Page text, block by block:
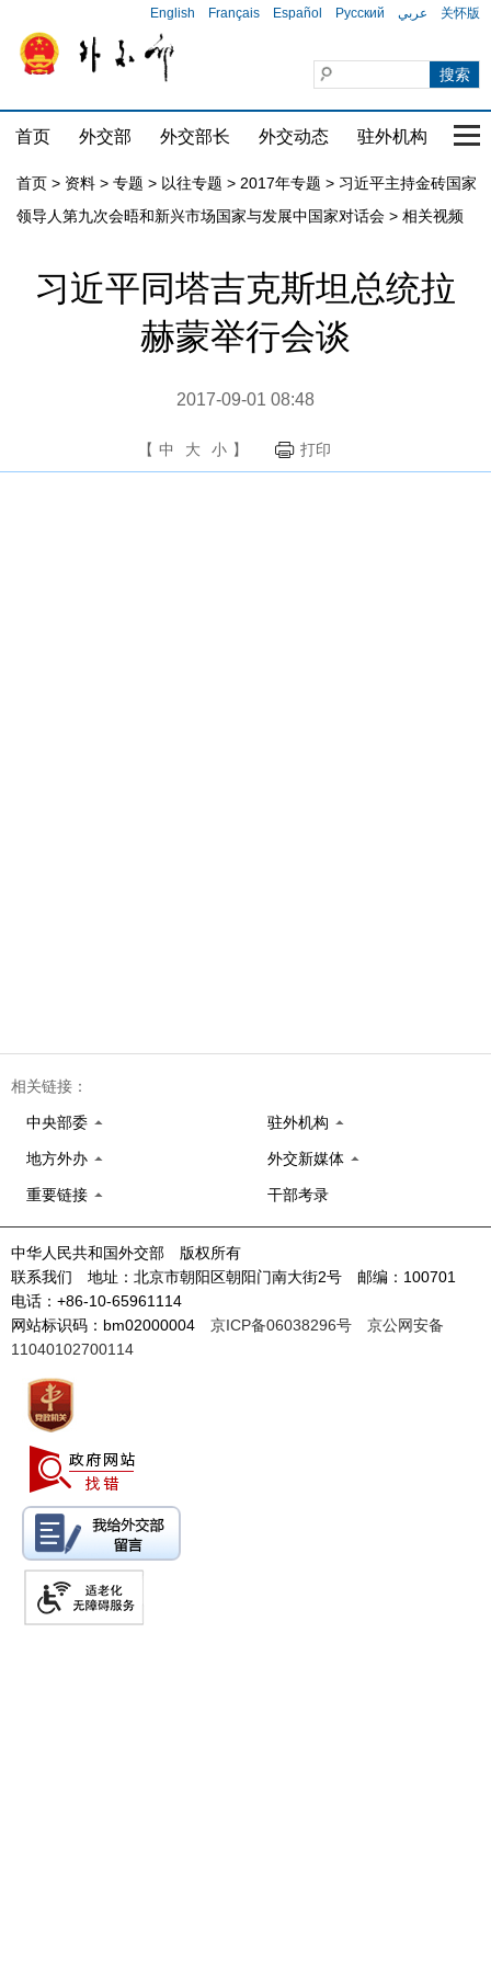
English Français Español Русский عربي 关怀版
首页 外交部 外交部长 外交动态 驻外机构 国
首页 > 资料 > 专题 > 以往专题 > 2017年专题 > 习近平主持金砖国家
领导人第九次会晤和新兴市场国家与发展中国家对话会 > 相关视频
习近平同塔吉克斯坦总统拉
赫蒙举行会谈
2017-09-01 08:48
【 中 大 小 】 打印
相关链接：
中央部委 驻外机构
地方外办 外交新媒体
重要链接 干部考录
中华人民共和国外交部 版权所有
联系我们 地址：北京市朝阳区朝阳门南大街2号 邮编：100701
电话：+86-10-65961114
网站标识码：bm02000004 京ICP备06038296号
京公网安备
11040102700114